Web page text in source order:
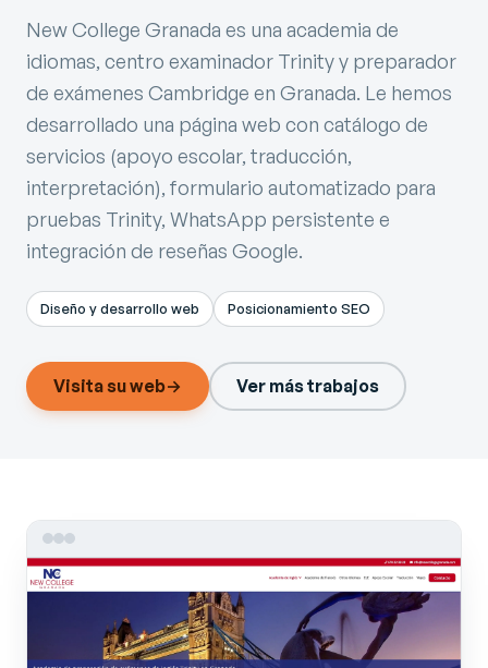
New College Granada es una academia de
idiomas, centro examinador Trinity y preparador
de exámenes Cambridge en Granada. Le hemos
desarrollado una página web con catálogo de
servicios (apoyo escolar, traducción,
interpretación), formulario automatizado para
pruebas Trinity, WhatsApp persistente e
integración de reseñas Google.
Diseño y desarrollo web Posicionamiento SEO
Visita su web→ Ver más trabajos